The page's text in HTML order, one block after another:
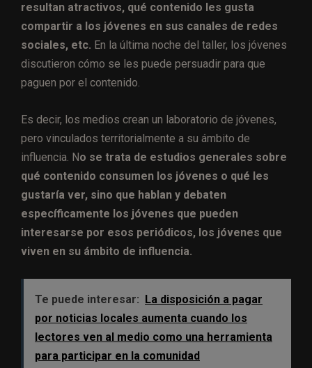
resultan atractivos, qué contenido les gusta
compartir a los jóvenes en sus canales de redes
sociales, etc. En la última noche del taller, los jóvenes
discutieron cómo se les puede persuadir para que
paguen por el contenido.
Es decir, los medios crean un laboratorio de jóvenes,
pero vinculados territorialmente a su ámbito de
influencia. No se trata de estudios generales sobre
qué contenido consumen los jóvenes o qué les
gustaría ver, sino que hablan y debaten
específicamente los jóvenes que pueden
interesarse por esos periódicos, los jóvenes que
viven en su ámbito de influencia.
Te puede interesar:
La disposición a pagar
por noticias locales aumenta cuando los
lectores ven al medio como una herramienta
para participar en la comunidad